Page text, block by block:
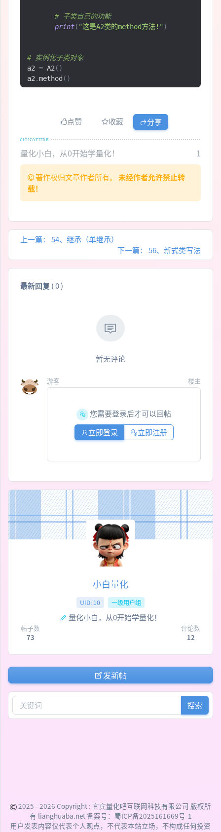
# 子类自己的功能
print( "这是A2类的method方法!" )
# 实例化子类对象
a2 = A2 ()
a2 .method ()
点赞 收藏 分享
量化小白，从0开始学量化！ 1
著作权归文章作者所有。 未经作者允许禁止转
载！
上一篇：
54、继承（单继承）
下一篇：
56、新式类写法
最新回复 (0)
暂无评论
游客 楼主
您需要登录后才可以回帖
立即登录
立即注册
小白量化
UID: 10 一级用户组
量化小白，从0开始学量化！
帖子数
73
评论数
12
发新帖
搜索
2025 - 2026 Copyright : 宜宾量化吧互联网科技有限公司 版权所
有 lianghuaba.net 备案号： 蜀ICP备2025161669号-1
用户发表内容仅代表个人观点，不代表本站立场，不构成任何投资